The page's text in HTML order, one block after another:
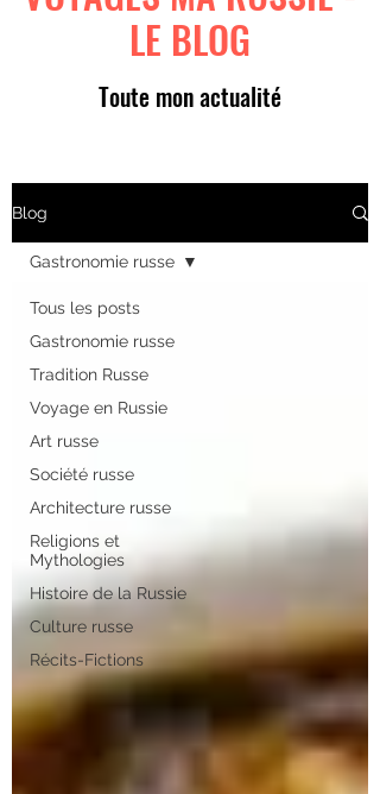
LE BLOG
Toute mon actualité
Blog
Tous les posts
Gastronomie russe
Tradition Russe
Voyage en Russie
Art russe
Société russe
Architecture russe
Religions et
Mythologies
Histoire de la Russie
Culture russe
Récits-Fictions
Gastronomie russe